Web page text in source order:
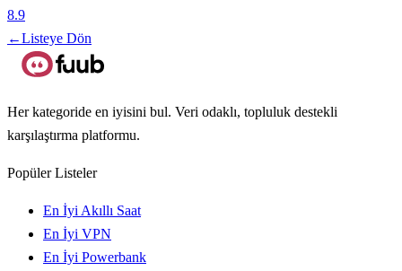
8.9
←Listeye Dön
Her kategoride en iyisini bul. Veri odaklı, topluluk destekli
karşılaştırma platformu.
Popüler Listeler
En İyi Akıllı Saat
En İyi VPN
En İyi Powerbank